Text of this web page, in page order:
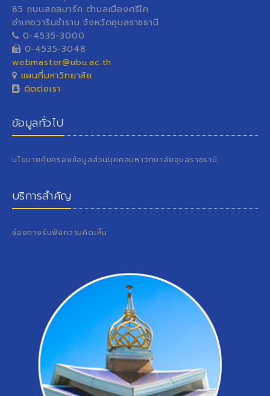
85 ถนนสถลมาร์ค ตำบลเมืองศรีไค
อำเภอวารินชำราบ จังหวัดอุบลราชธานี
0-4535-3000
0-4535-3048
webmaster@ubu.ac.th
แผนที่มหาวิทยาลัย
ติดต่อเรา
ข้อมูลทั่วไป
นโยบายคุ้มครองข้อมูลส่วนบุคคลมหาวิทยาลัยอุบลราชธานี
บริการสำคัญ
ช่องทางรับฟังความคิดเห็น